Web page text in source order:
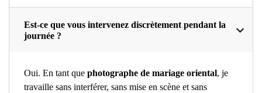
Est-ce que vous intervenez discrètement pendant la
journée ?
Oui. En tant que photographe de mariage oriental, je
travaille sans interférer, sans mise en scène et sans